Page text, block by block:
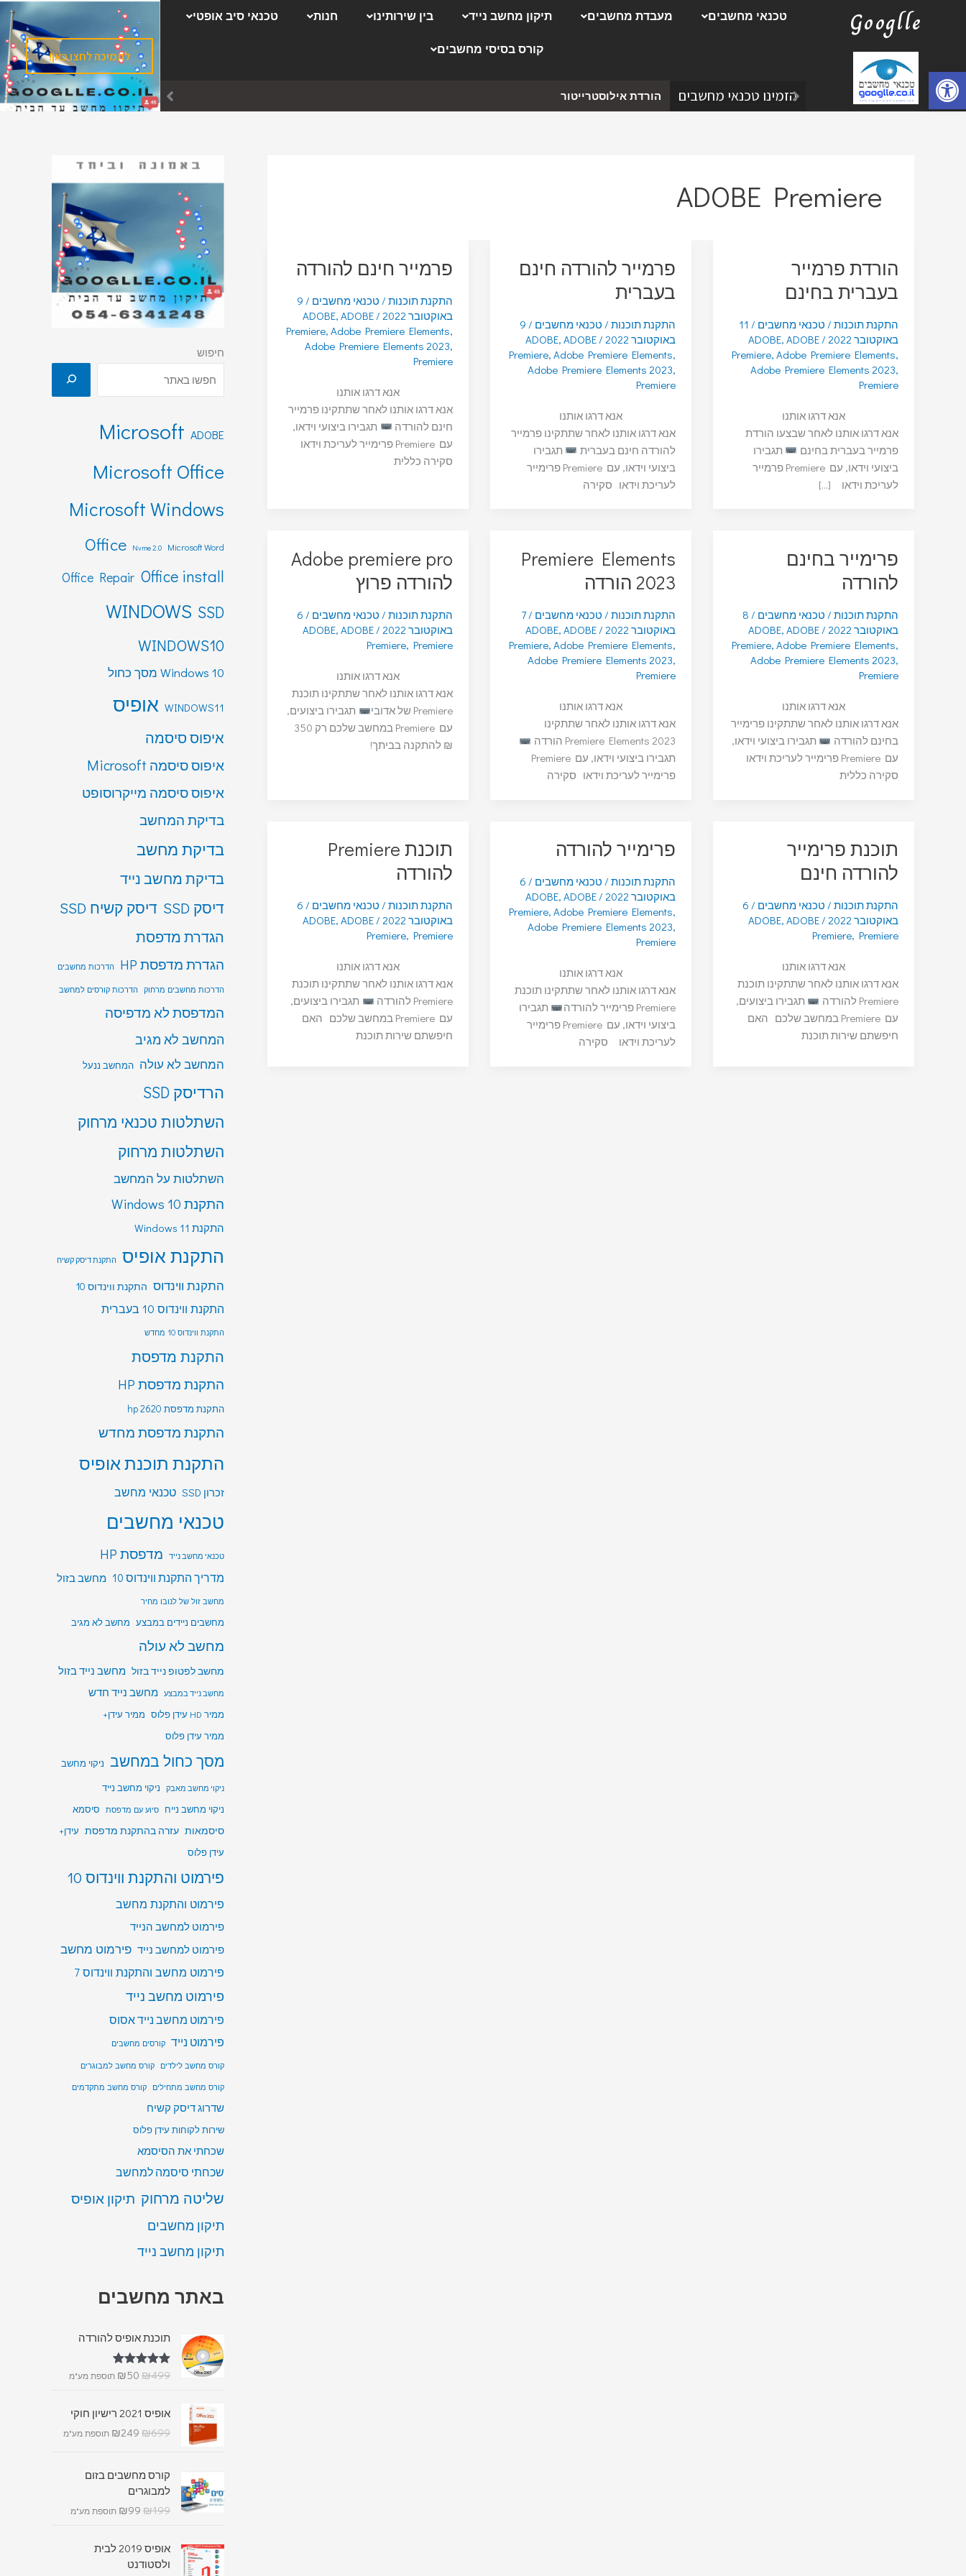
פתח סרגל נגישות
Googlle טכנאי מחשבים מעבדת מחשבים תיקון מחשב נייד בין שירותינו חנות טכנאי סיב אופטי
קורס בסיסי מחשבים
הזמינו טכנאי מחשבים הורדת אילוסטרייטור
לתמיכה לחצו כאן!
ADOBE Premiere
הורדת פרמייר
בעברית בחינם
התקנת תוכנות / טכנאי מחשבים /
11
באוקטובר 2022
/
ADOBE, ADOBE
Premiere, Adobe Premiere Elements,
Adobe Premiere Elements 2023,
Premiere
אנא דרגו אותנו
אנא דרגו אותנו לאחר שבצעו הורדת
פרמייר בעברית בחינם
תגבירו
ביצועי וידאו, עם Premiere פרמייר
לעריכת וידאו […]
פרמייר להורדה חינם
בעברית
התקנת תוכנות / טכנאי מחשבים /
9
באוקטובר 2022
/
ADOBE, ADOBE
Premiere, Adobe Premiere Elements,
Adobe Premiere Elements 2023,
Premiere
אנא דרגו אותנו
אנא דרגו אותנו לאחר שתתקינו פרמייר
להורדה חינם בעברית
תגבירו
ביצועי וידאו, עם Premiere פרימייר
לעריכת וידאו סקירה
פרמייר חינם להורדה
התקנת תוכנות / טכנאי מחשבים /
9
באוקטובר 2022
/
ADOBE, ADOBE
Premiere, Adobe Premiere Elements,
Adobe Premiere Elements 2023,
Premiere
אנא דרגו אותנו
אנא דרגו אותנו לאחר שתתקינו פרמייר
חינם להורדה
תגבירו ביצועי וידאו,
עם Premiere פרימייר לעריכת וידאו
סקירה כללית
פרימייר בחינם
להורדה
התקנת תוכנות / טכנאי מחשבים /
8
באוקטובר 2022
/
ADOBE, ADOBE
Premiere, Adobe Premiere Elements,
Adobe Premiere Elements 2023,
Premiere
אנא דרגו אותנו
אנא דרגו אותנו לאחר שתתקינו פרימייר
בחינם להורדה
תגבירו ביצועי וידאו,
עם Premiere פרימייר לעריכת וידאו
סקירה כללית
Premiere Elements
2023 הורדה
התקנת תוכנות / טכנאי מחשבים /
7
באוקטובר 2022
/
ADOBE, ADOBE
Premiere, Adobe Premiere Elements,
Adobe Premiere Elements 2023,
Premiere
אנא דרגו אותנו
אנא דרגו אותנו לאחר שתתקינו
Premiere Elements 2023 הורדה
תגבירו ביצועי וידאו, עם Premiere
פרימייר לעריכת וידאו סקירה
Adobe premiere pro
להורדה פרוץ
התקנת תוכנות / טכנאי מחשבים /
6
באוקטובר 2022
/
ADOBE, ADOBE
Premiere, Premiere
אנא דרגו אותנו
אנא דרגו אותנו לאחר שתתקינו תוכנת
Premiere של אדובי
תגבירו ביצועים,
עם Premiere במחשב שלכם רק 350
₪ להתקנה בביתך!
תוכנת פרימייר
להורדה חינם
התקנת תוכנות / טכנאי מחשבים /
6
באוקטובר 2022
/
ADOBE, ADOBE
Premiere, Premiere
אנא דרגו אותנו
אנא דרגו אותנו לאחר שתתקינו תוכנת
Premiere להורדה
תגבירו ביצועים,
עם Premiere במחשב שלכם האם
חיפשתם שירות תוכנת
פרימייר להורדה
התקנת תוכנות / טכנאי מחשבים /
6
באוקטובר 2022
/
ADOBE, ADOBE
Premiere, Adobe Premiere Elements,
Adobe Premiere Elements 2023,
Premiere
אנא דרגו אותנו
אנא דרגו אותנו לאחר שתתקינו תוכנת
Premiere פרימייר להורדה
תגבירו
ביצועי וידאו, עם Premiere פרימייר
לעריכת וידאו סקירה
תוכנת Premiere
להורדה
התקנת תוכנות / טכנאי מחשבים /
6
באוקטובר 2022
/
ADOBE, ADOBE
Premiere, Premiere
אנא דרגו אותנו
אנא דרגו אותנו לאחר שתתקינו תוכנת
Premiere להורדה
תגבירו ביצועים,
עם Premiere במחשב שלכם האם
חיפשתם שירות תוכנת
חיפוש
ADOBE
Microsoft
Microsoft Office
Microsoft Windows
Microsoft Word
Nvme 2.0
Office
Office install
Office Repair
SSD
WINDOWS
WINDOWS10
Windows 10 מסך כחול
WINDOWS11 אופיס
איפוס סיסמה
איפוס סיסמה Microsoft
איפוס סיסמה מייקרוסופט
בדיקת המחשב
בדיקת מחשב
בדיקת מחשב נייד
דיסק SSD דיסק קשיח SSD
הגדרת מדפסת
הגדרת מדפסת HP הדרכות מחשבים
הדרכות מחשבים מרחוק הדרכות קורסים למחשב
המדפסת לא מדפיסה
המחשב לא מגיב
המחשב לא עולה המחשב ננעל
הרדיסק SSD
השתלטות טכנאי מרחוק
השתלטות מרחוק
השתלטות על המחשב
התקנת Windows 10
התקנת Windows 11
התקנת אופיס התקנת דיסק קשיח
התקנת ווינדוס התקנת ווינדוס 10
התקנת ווינדוס 10 בעברית
התקנת ווינדוס 10 מחדש
התקנת מדפסת
התקנת מדפסת HP
התקנת מדפסת hp 2620
התקנת מדפסת מחדש
התקנת תוכנת אופיס
זכרון SSD טכנאי מחשב
טכנאי מחשבים
טכנאי מחשב נייד מדפסת HP
מדריך התקנת ווינדוס 10 מחשב בזול
מחשב זול של לנובו מחיר
מחשבים ניידים במבצע מחשב לא מגיב
מחשב לא עולה
מחשב לפטופ נייד בזול מחשב נייד בזול
מחשב נייד במבצע מחשב נייד חדש
ממיר HD עידן פלוס
ממיר עידן+
ממיר עידן פלוס
מסך כחול במחשב ניקוי מחשב
ניקוי מחשב מאבק
ניקוי מחשב נייד
ניקוי מחשב נייח סיוע עם מדפסת סיסמא
סיסמאות עזרה בהתקנת מדפסת עידן+
עידן פלוס
פירמוט והתקנת ווינדוס 10
פירמוט והתקנת מחשב
פירמוט למחשב הנייד
פירמוט למחשב נייד פירמוט מחשב
פירמוט מחשב והתקנת ווינדוס 7
פירמוט מחשב נייד
פירמוט מחשב נייד אסוס
פירמוט נייד קורסים מחשבים
קורס מחשב לילדים קורס מחשב למבוגרים
קורס מחשב מתחילים קורס מחשב מתקדמים
שדרוג דיסק קשיח
שירות לקוחות עידן פלוס
שכחתי את הסיסמא
שכחתי סיסמה למחשב
שליטה מרחוק תיקון אופיס
תיקון מחשבים
תיקון מחשב נייד
באתר מחשבים
תוכנת אופיס להורדה
דורג5.00
₪499
₪50 תוספת מע"מ
אופיס 2021 רישיון חוקי
₪699
₪249 תוספת מע"מ
קורס מחשבים בזום
למבוגרים
₪199
₪99 תוספת מע"מ
אופיס 2019 לבית
ולסטודנט
ק